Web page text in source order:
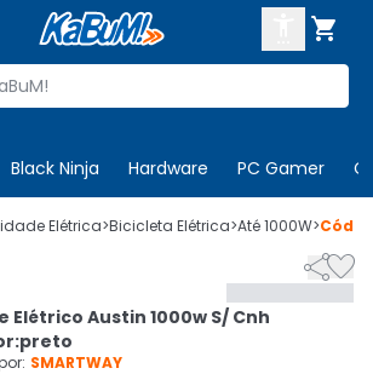

Black Ninja Hardware PC Gamer
sua conta
CADASTRE-SE
Elétrica>Bicicleta Elétrica>Até 1000W>

Austin 1000w S/ Cnh
SMARTWAY